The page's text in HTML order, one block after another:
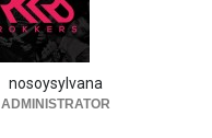
nosoysylvana
ADMINISTRATOR